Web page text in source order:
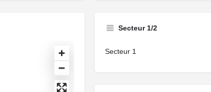
Secteur 1/2
Secteur 1